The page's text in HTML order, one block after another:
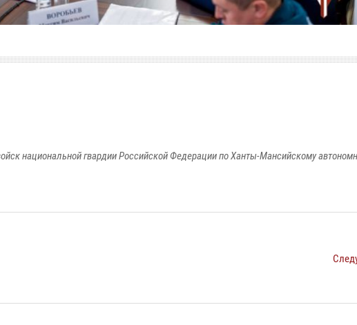
национальной гвардии Российской Федерации по Ханты-Мансийскому